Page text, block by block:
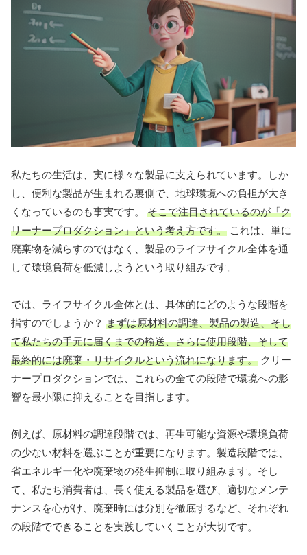
私たちの生活は、実に様々な製品に支えられています。しか
し、便利な製品が生まれる裏側で、地球環境への負担が大き
くなっているのも事実です。 そこで注目されているのが「ク
リーナープロダクション」という考え方です。 これは、単に
廃棄物を減らすのではなく、製品のライフサイクル全体を通
して環境負荷を低減しようという取り組みです。
では、ライフサイクル全体とは、具体的にどのような段階を
指すのでしょうか？ まずは原材料の調達、製品の製造、そし
て私たちの手元に届くまでの輸送、さらに使用段階、そして
最終的には廃棄・リサイクルという流れになります。 クリー
ナープロダクションでは、これらの全ての段階で環境への影
響を最小限に抑えることを目指します。
例えば、原材料の調達段階では、再生可能な資源や環境負荷
の少ない材料を選ぶことが重要になります。製造段階では、
省エネルギー化や廃棄物の発生抑制に取り組みます。そし
て、私たち消費者は、長く使える製品を選び、適切なメンテ
ナンスを心がけ、廃棄時には分別を徹底するなど、それぞれ
の段階でできることを実践していくことが大切です。